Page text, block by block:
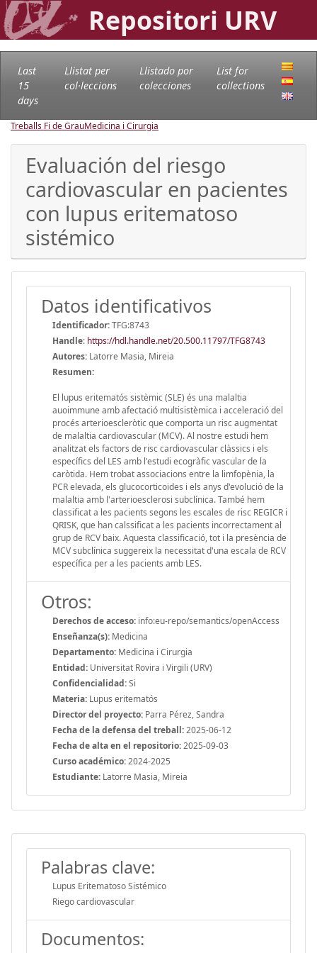
Repositori URV
Last
15
days
Llistat per
col·leccions
Llistado por
colecciones
List for
collections
Treballs Fi de GrauMedicina i Cirurgia
Evaluación del riesgo
cardiovascular en pacientes
con lupus eritematoso
sistémico
Datos identificativos
Identificador:TFG:8743
Handle: https://hdl.handle.net/20.500.11797/TFG8743
Autores: Latorre Masia, Mireia
Resumen:
El lupus eritematós sistèmic (SLE) és una malaltia
auoimmune amb afectació multisistèmica i acceleració del
procés arterioescleròtic que comporta un risc augmentat
de malaltia cardiovascular (MCV). Al nostre estudi hem
analitzat els factors de risc cardiovascular clàssics i els
específics del LES amb l'estudi ecogràfic vascular de la
caròtida. Hem trobat associacions entre la limfopènia, la
PCR elevada, els glucocorticoides i els anys d'evolució de la
malaltia amb l'arterioesclerosi subclínica. També hem
classificat a les pacients segons les escales de risc REGICR i
QRISK, que han calssificat a les pacients incorrectament al
grup de RCV baix. Aquesta classificació, tot i la presència de
MCV subclínica suggereix la necessitat d'una escala de RCV
específica per a les pacients amb LES.
Otros:
Derechos de acceso: info:eu-repo/semantics/openAccess
Enseñanza(s): Medicina
Departamento: Medicina i Cirurgia
Entidad: Universitat Rovira i Virgili (URV)
Confidencialidad:Si
Materia: Lupus eritematós
Director del proyecto: Parra Pérez, Sandra
Fecha de la defensa del treball:2025-06-12
Fecha de alta en el repositorio:2025-09-03
Curso académico:2024-2025
Estudiante: Latorre Masia, Mireia
Palabras clave:
Lupus Eritematoso Sistémico
Riego cardiovascular
Documentos: